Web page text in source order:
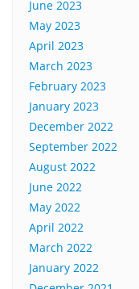
June 2023
May 2023
April 2023
March 2023
February 2023
January 2023
December 2022
September 2022
August 2022
June 2022
May 2022
April 2022
March 2022
January 2022